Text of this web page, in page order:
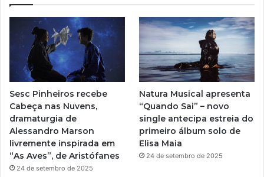
e
g
r
a
m
Sesc Pinheiros recebe
Cabeça nas Nuvens,
dramaturgia de
Alessandro Marson
livremente inspirada em
“As Aves”, de Aristófanes
24 de setembro de 2025
Natura Musical apresenta
“Quando Sai” – novo
single antecipa estreia do
primeiro álbum solo de
Elisa Maia
24 de setembro de 2025